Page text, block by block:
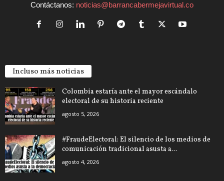
Contáctanos: noticias@barrancabermejavirtual.co
Incluso más noticias
Colombia estaría ante el mayor escándalo
electoral de su historia reciente
agosto 5, 2026
#FraudeElectoral: El silencio de los medios de
comunicación tradicional asusta a...
agosto 4, 2026